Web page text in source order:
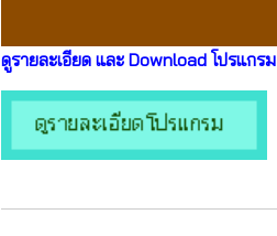
ดูรายละเอียด และ Download โปรแกรม